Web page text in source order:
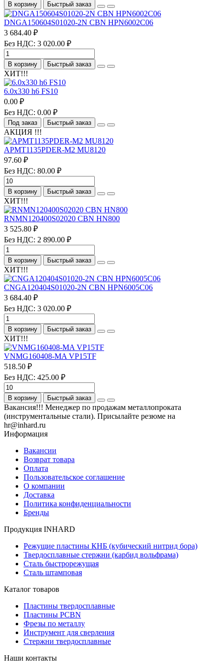
В корзину Быстрый заказ
DNGA150604S01020-2N CBN HPN6002C06
3 684.40 ₽
Без НДС: 3 020.00 ₽
В корзину Быстрый заказ
ХИТ!!!
6.0х330 h6 FS10
0.00 ₽
Без НДС: 0.00 ₽
Под заказ Быстрый заказ
АКЦИЯ !!!
APMT1135PDER-M2 MU8120
97.60 ₽
Без НДС: 80.00 ₽
В корзину Быстрый заказ
ХИТ!!!
RNMN120400S02020 CBN HN800
3 525.80 ₽
Без НДС: 2 890.00 ₽
В корзину Быстрый заказ
ХИТ!!!
CNGA120404S01020-2N CBN HPN6005C06
3 684.40 ₽
Без НДС: 3 020.00 ₽
В корзину Быстрый заказ
ХИТ!!!
VNMG160408-MA VP15TF
518.50 ₽
Без НДС: 425.00 ₽
В корзину Быстрый заказ
Вакансия!!! Менеджер по продажам металлопроката
(инструментальные стали). Присылайте резюме на
hr@inhard.ru
Информация
Вакансии
Возврат товара
Оплата
Пользовательское соглашение
О компании
Доставка
Политика конфиденциальности
Бренды
Продукция INHARD
Режущие пластины КНБ (кубический нитрид бора)
Твердосплавные стержни (карбид вольфрама)
Сталь быстрорежущая
Сталь штамповая
Каталог товаров
Пластины твердосплавные
Пластины PCBN
Фрезы по металлу
Инструмент для сверления
Стержни твердосплавные
Наши контакты